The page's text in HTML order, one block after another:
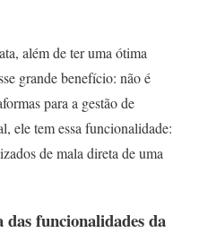
além de ter uma ótima
grande benefício: não é
para a gestão de
ele tem essa funcionalidade:
de mala direta de uma
funcionalidades da